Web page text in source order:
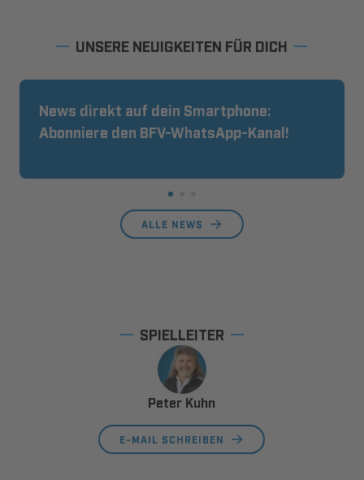
UNSERE NEUIGKEITEN FÜR DICH
News direkt auf dein Smartphone:
Abonniere den BFV-WhatsApp-Kanal!
ALLE NEWS
SPIELLEITER
Peter Kuhn
E-MAIL SCHREIBEN